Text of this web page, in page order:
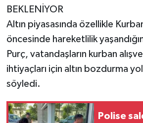
BEKLENİYOR
Altın piyasasında özellikle
öncesinde hareketlilik
Purç, vatandaşların kurban
ihtiyaçları için altın bozdurma
söyledi.
Polise